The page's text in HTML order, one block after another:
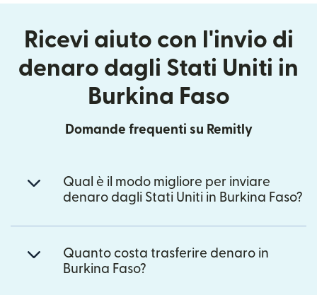
Ricevi aiuto con l'invio di
denaro dagli Stati Uniti in
Burkina Faso
Domande frequenti su Remitly
Qual è il modo migliore per inviare
denaro dagli Stati Uniti in Burkina Faso?
Quanto costa trasferire denaro in
Burkina Faso?